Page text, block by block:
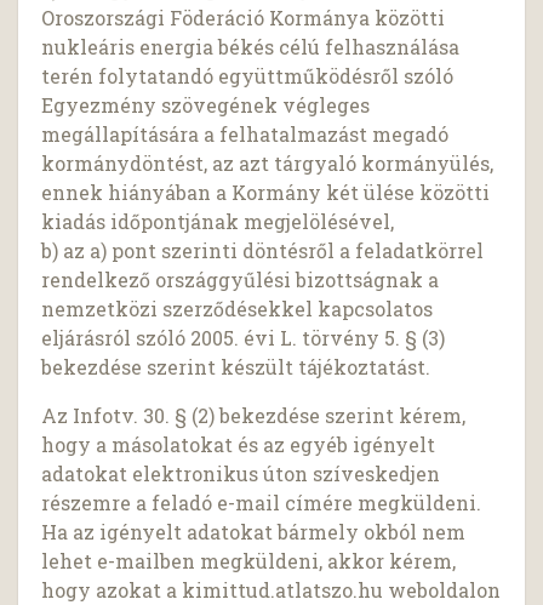
Oroszországi Föderáció Kormánya közötti
nukleáris energia békés célú felhasználása
terén folytatandó együttműködésről szóló
Egyezmény szövegének végleges
megállapítására a felhatalmazást megadó
kormánydöntést, az azt tárgyaló kormányülés,
ennek hiányában a Kormány két ülése közötti
kiadás időpontjának megjelölésével,
b) az a) pont szerinti döntésről a feladatkörrel
rendelkező országgyűlési bizottságnak a
nemzetközi szerződésekkel kapcsolatos
eljárásról szóló 2005. évi L. törvény 5. § (3)
bekezdése szerint készült tájékoztatást.
Az Infotv. 30. § (2) bekezdése szerint kérem,
hogy a másolatokat és az egyéb igényelt
adatokat elektronikus úton szíveskedjen
részemre a feladó e-mail címére megküldeni.
Ha az igényelt adatokat bármely okból nem
lehet e-mailben megküldeni, akkor kérem,
hogy azokat a kimittud.atlatszo.hu weboldalon